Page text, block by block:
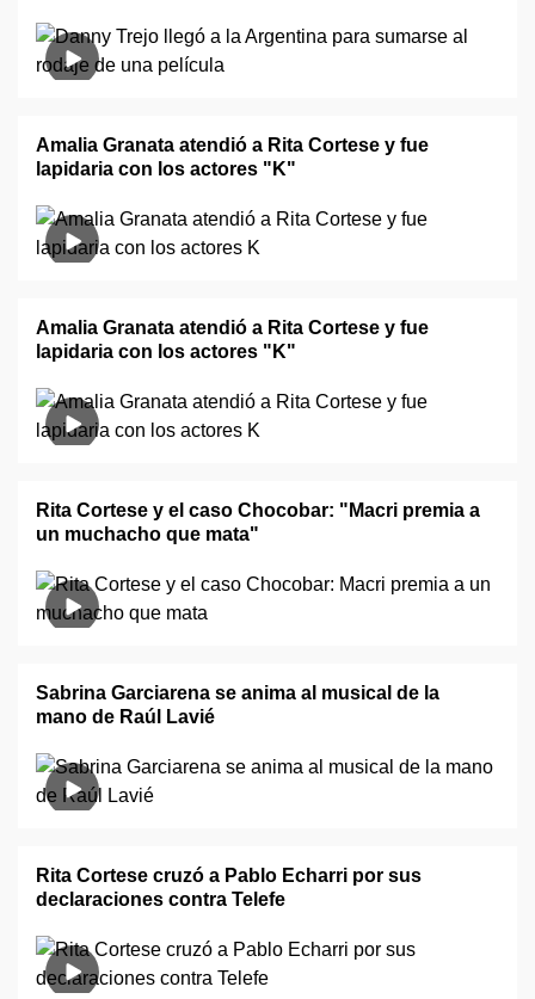
Amalia Granata atendió a Rita Cortese y fue
lapidaria con los actores "K"
Amalia Granata atendió a Rita Cortese y fue
lapidaria con los actores "K"
Rita Cortese y el caso Chocobar: "Macri premia a
un muchacho que mata"
Sabrina Garciarena se anima al musical de la
mano de Raúl Lavié
Rita Cortese cruzó a Pablo Echarri por sus
declaraciones contra Telefe